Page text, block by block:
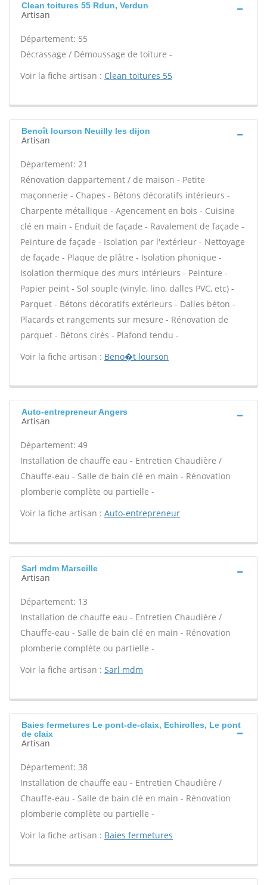
Clean toitures 55 Rdun, Verdun
Artisan
Département: 55
Décrassage / Démoussage de toiture -
Voir la fiche artisan : Clean toitures 55
Benoît lourson Neuilly les dijon
Artisan
Département: 21
Rénovation dappartement / de maison - Petite
maçonnerie - Chapes - Bétons décoratifs intérieurs -
Charpente métallique - Agencement en bois - Cuisine
clé en main - Enduit de façade - Ravalement de façade -
Peinture de façade - Isolation par l'extérieur - Nettoyage
de façade - Plaque de plâtre - Isolation phonique -
Isolation thermique des murs intérieurs - Peinture -
Papier peint - Sol souple (vinyle, lino, dalles PVC, etc) -
Parquet - Bétons décoratifs extérieurs - Dalles béton -
Placards et rangements sur mesure - Rénovation de
parquet - Bétons cirés - Plafond tendu -
Voir la fiche artisan : Beno�t lourson
Auto-entrepreneur Angers
Artisan
Département: 49
Installation de chauffe eau - Entretien Chaudière /
Chauffe-eau - Salle de bain clé en main - Rénovation
plomberie complète ou partielle -
Voir la fiche artisan : Auto-entrepreneur
Sarl mdm Marseille
Artisan
Département: 13
Installation de chauffe eau - Entretien Chaudière /
Chauffe-eau - Salle de bain clé en main - Rénovation
plomberie complète ou partielle -
Voir la fiche artisan : Sarl mdm
Baies fermetures Le pont-de-claix, Echirolles, Le pont
de claix
Artisan
Département: 38
Installation de chauffe eau - Entretien Chaudière /
Chauffe-eau - Salle de bain clé en main - Rénovation
plomberie complète ou partielle -
Voir la fiche artisan : Baies fermetures